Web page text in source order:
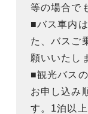
等の場合で
■バス車内
た、バスご
願いいたし
■観光バス
お申し込み
す。1泊以